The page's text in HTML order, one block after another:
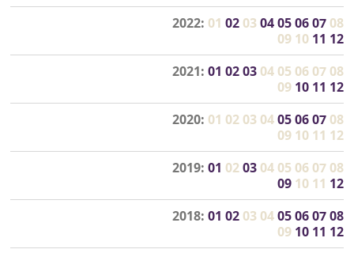
2022: 01 02 03 04 05 06 07 08
09 10 11 12
2021: 01 02 03 04 05 06 07 08
09 10 11 12
2020: 01 02 03 04 05 06 07 08
09 10 11 12
2019: 01 02 03 04 05 06 07 08
09 10 11 12
2018: 01 02 03 04 05 06 07 08
09 10 11 12